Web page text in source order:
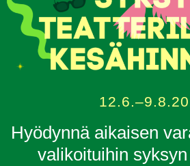
Hyödynnä aikaisen
valikoituihin